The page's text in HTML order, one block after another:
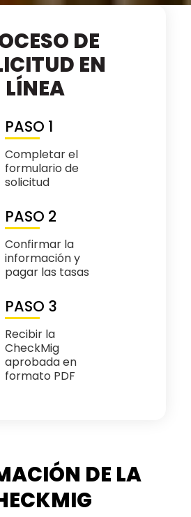
DE
EN
LÍNEA
PASO 1
Completar el
formulario de
solicitud
PASO 2
Confirmar la
información y
pagar las tasas
PASO 3
Recibir la
CheckMig
aprobada en
formato PDF
DE LA